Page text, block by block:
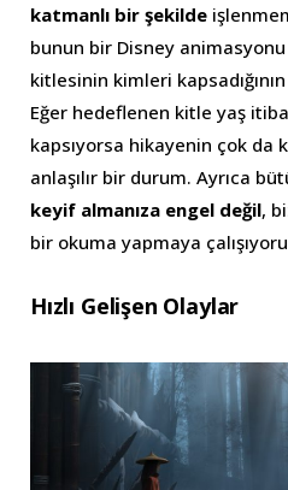
katmanlı bir şekilde
bunun bir Disney animasyonu
kitlesinin kimleri
Eğer hedeflenen kitle yaş
kapsıyorsa hikayenin çok da
anlaşılır bir durum. Ayrıca
keyif almanıza engel değil,
bir okuma yapmaya
Hızlı Gelişen Olaylar